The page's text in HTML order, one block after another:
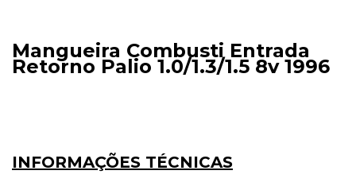
Mangueira Combusti Entrada
Retorno Palio 1.0/1.3/1.5 8v 1996
INFORMAÇÕES TÉCNICAS